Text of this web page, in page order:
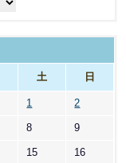
土 日
1 2
8 9
15 16